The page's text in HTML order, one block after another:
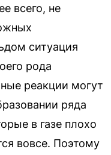
всего, не
ситуация
рода
реакции могут
ряда
в газе плохо
вовсе. Поэтому